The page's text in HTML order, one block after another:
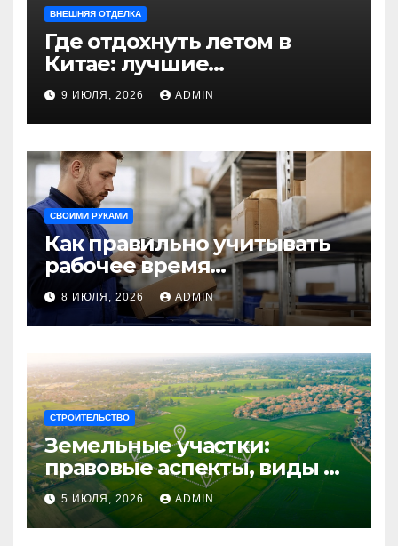
ВНЕШНЯЯ ОТДЕЛКА
Где отдохнуть летом в
Китае: лучшие
направления для
незабываемого
путешествия
9 ИЮЛЯ, 2026 ADMIN
СВОИМИ РУКАМИ
Как правильно учитывать
рабочее время
сотрудников: советы для
бизнеса
8 ИЮЛЯ, 2026 ADMIN
СТРОИТЕЛЬСТВО
Земельные участки:
правовые аспекты, виды и
возможности
использования
5 ИЮЛЯ, 2026 ADMIN